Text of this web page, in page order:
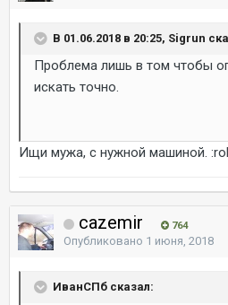
В 01.06.2018 в 20:25, Sigrun
Проблема лишь в том чтобы
искать точно.
Ищи мужа, с нужной машиной.
cazemir 764
Опубликовано 1 июня, 2018
ИванСПб сказал: